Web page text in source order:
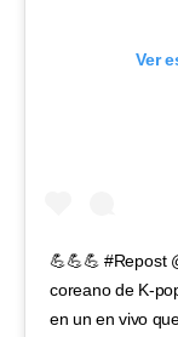
Ver
💪💪💪 #Repost
coreano de K-
en un en vivo